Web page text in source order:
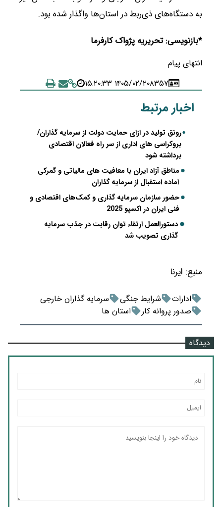
به دستگاه‌های ذی‌ربط در استان‌ها واگذار شده بود.
*بازنویسی: تحریریه پژواک کارفرما
انتهای پیام
۸۳۵۷۱۴۰۵/۰۲/۲۰ ۱۵:۲۰:۳۳
اخبار مرتبط
رونق تولید در ازای حمایت دولت از سرمایه گذاران/
بروکراسی های اداری از سر راه فعالان اقتصادی
برداشته شود
مناطق آزاد ایران با معافیت های مالیاتی و گمرکی
آماده استقبال از سرمایه گذاران
حضور سازمان سرمایه گذاری و کمک‌های اقتصادی و
فنی ایران در اکسپو 2025
دستورالعمل ارتقاء توان رقابت در جذب سرمایه
گذاری تصویب شد
منبع: ایرنا
ادارات شرایط جنگی
سرمایه گذاران خارجی
صدور پروانه کار
استان ها
دیدگاه